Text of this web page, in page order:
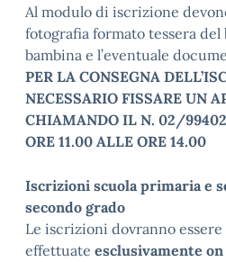
Al modulo di iscrizione
fotografia formato tessera del
bambina e l’eventuale
PER LA CONSEGNA
NECESSARIO FISSARE UN
CHIAMANDO IL N. 02/
ORE 11.00 ALLE ORE 14.00
Iscrizioni scuola primaria e
secondo grado
Le iscrizioni dovranno essere
effettuate esclusivamente